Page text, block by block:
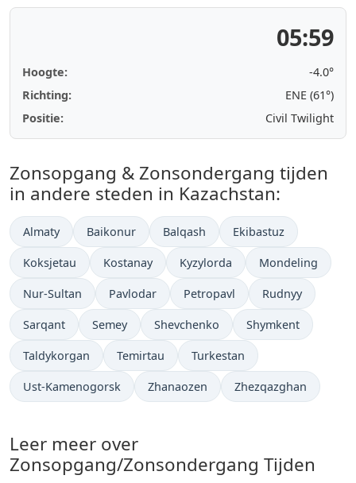
05:59
Hoogte:
-4.0°
Richting:
ENE (61°)
Positie:
Civil Twilight
Zonsopgang & Zonsondergang tijden
in andere steden in Kazachstan:
Almaty Baikonur Balqash Ekibastuz
Koksjetau Kostanay Kyzylorda Mondeling
Nur-Sultan Pavlodar Petropavl Rudnyy
Sarqant Semey Shevchenko Shymkent
Taldykorgan Temirtau Turkestan
Ust-Kamenogorsk Zhanaozen Zhezqazghan
Leer meer over
Zonsopgang/Zonsondergang Tijden